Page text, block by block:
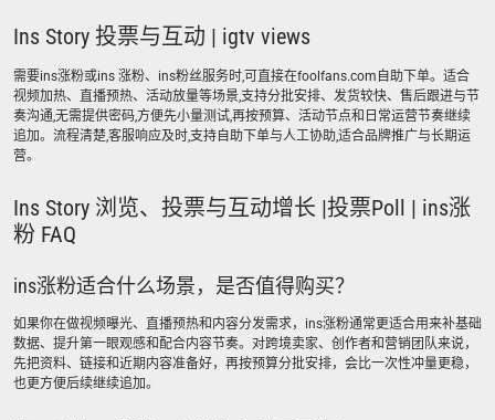
Ins Story 投票与互动 | igtv views
需要ins涨粉或ins 涨粉、ins粉丝服务时,可直接在foolfans.com自助下单。适合
视频加热、直播预热、活动放量等场景,支持分批安排、发货较快、售后跟进与节
奏沟通,无需提供密码,方便先小量测试,再按预算、活动节点和日常运营节奏继续
追加。流程清楚,客服响应及时,支持自助下单与人工协助,适合品牌推广与长期运
营。
Ins Story 浏览、投票与互动增长 |投票Poll | ins涨
粉 FAQ
ins涨粉适合什么场景，是否值得购买？
如果你在做视频曝光、直播预热和内容分发需求，ins涨粉通常更适合用来补基础
数据、提升第一眼观感和配合内容节奏。对跨境卖家、创作者和营销团队来说，
先把资料、链接和近期内容准备好，再按预算分批安排，会比一次性冲量更稳，
也更方便后续继续追加。